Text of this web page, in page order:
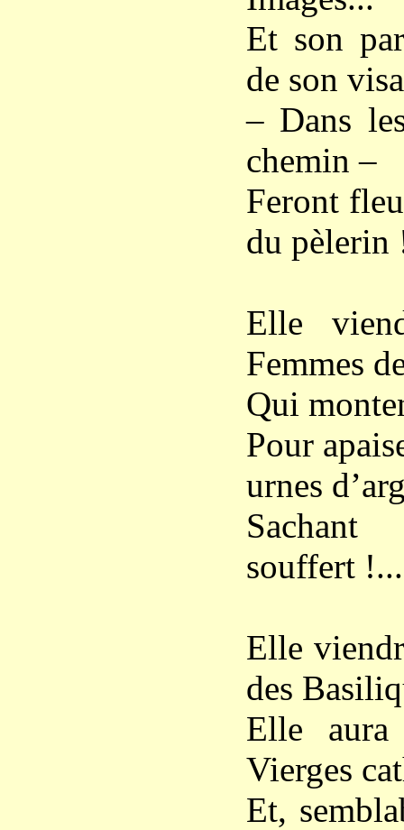
Et son
de son
– Dans
chemin –
Feront
du pèlerin
Elle
Femmes
Qui
Pour
urnes
souffert !...
Elle
des
Elle
Vierges
Et,